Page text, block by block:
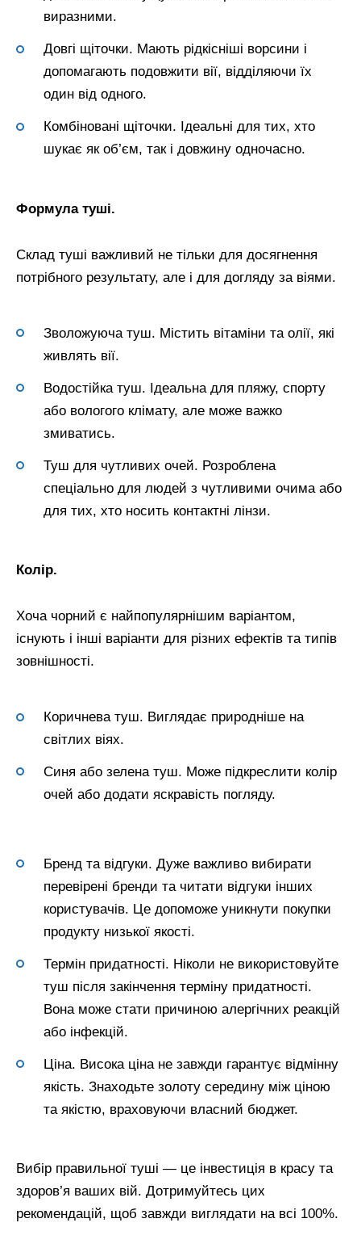
виразними.
Довгі щіточки. Мають рідкісніші ворсини і
допомагають подовжити вії, відділяючи їх
один від одного.
Комбіновані щіточки. Ідеальні для тих, хто
шукає як об’єм, так і довжину одночасно.
Формула туші.
Склад туші важливий не тільки для досягнення
потрібного результату, але і для догляду за віями.
Зволожуюча туш. Містить вітаміни та олії, які
живлять вії.
Водостійка туш. Ідеальна для пляжу, спорту
або вологого клімату, але може важко
змиватись.
Туш для чутливих очей. Розроблена
спеціально для людей з чутливими очима або
для тих, хто носить контактні лінзи.
Колір.
Хоча чорний є найпопулярнішим варіантом,
існують і інші варіанти для різних ефектів та типів
зовнішності.
Коричнева туш. Виглядає природніше на
світлих віях.
Синя або зелена туш. Може підкреслити колір
очей або додати яскравість погляду.
Бренд та відгуки. Дуже важливо вибирати
перевірені бренди та читати відгуки інших
користувачів. Це допоможе уникнути покупки
продукту низької якості.
Термін придатності. Ніколи не використовуйте
туш після закінчення терміну придатності.
Вона може стати причиною алергічних реакцій
або інфекцій.
Ціна. Висока ціна не завжди гарантує відмінну
якість. Знаходьте золоту середину між ціною
та якістю, враховуючи власний бюджет.
Вибір правильної туші — це інвестиція в красу та
здоров’я ваших вій. Дотримуйтесь цих
рекомендацій, щоб завжди виглядати на всі 100%.